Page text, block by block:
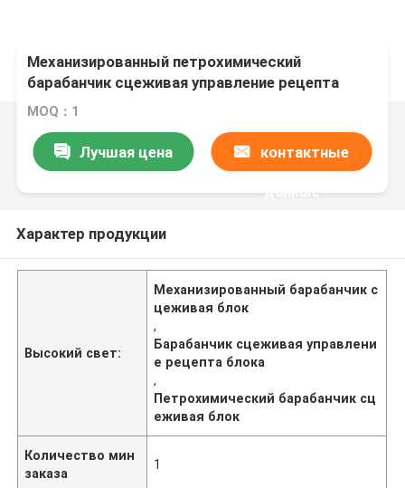
Механизированный петрохимический
барабанчик сцеживая управление рецепта
блока
MOQ：1
Лучшая цена контактные
данные
Характер продукции
Высокий свет:
Механизированный барабанчик с
цеживая блок
,
Барабанчик сцеживая управлени
е рецепта блока
,
Петрохимический барабанчик сц
еживая блок
Количество мин
заказа
1